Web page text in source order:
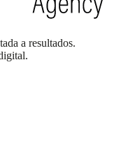
a resultados.